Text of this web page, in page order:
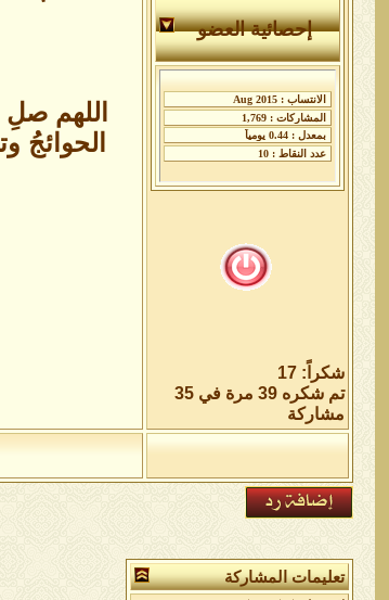
إحصائية العضو
شكراً: 17
تم شكره 39 مرة في 35
مشاركة
اللهم
الحوائجُ
تعليمات المشاركة